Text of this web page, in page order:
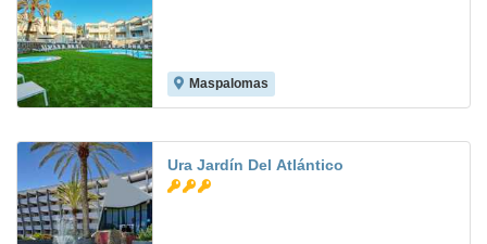
Maspalomas
Ura Jardín Del Atlántico